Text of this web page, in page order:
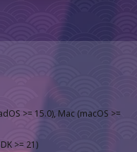
>= 15.0), Mac (macOS >=
>= 21)